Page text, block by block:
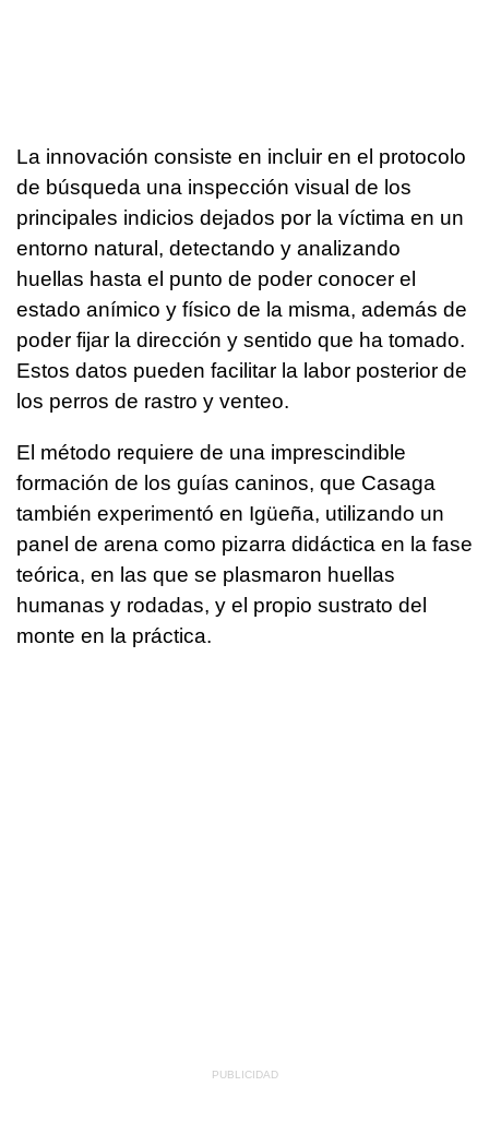
La innovación consiste en incluir en el protocolo
de búsqueda una inspección visual de los
principales indicios dejados por la víctima en un
entorno natural, detectando y analizando
huellas hasta el punto de poder conocer el
estado anímico y físico de la misma, además de
poder fijar la dirección y sentido que ha tomado.
Estos datos pueden facilitar la labor posterior de
los perros de rastro y venteo.
El método requiere de una imprescindible
formación de los guías caninos, que Casaga
también experimentó en Igüeña, utilizando un
panel de arena como pizarra didáctica en la fase
teórica, en las que se plasmaron huellas
humanas y rodadas, y el propio sustrato del
monte en la práctica.